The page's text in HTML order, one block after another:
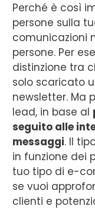
Perché è così
persone sulla
comunicazioni
persone. Per
distinzione tra
solo scaricato
newsletter. Ma
lead, in base al
seguito alle
messaggi. Il
in funzione dei
tuo tipo di e-
se vuoi
clienti e